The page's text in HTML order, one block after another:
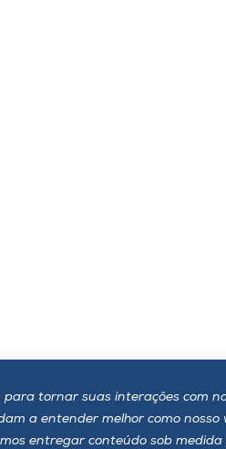
para tornar suas interações com
a entender melhor como nosso
entregar conteúdo sob medida